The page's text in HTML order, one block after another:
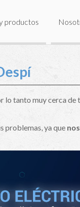
productos
lo tanto muy cerca
problemas, ya que